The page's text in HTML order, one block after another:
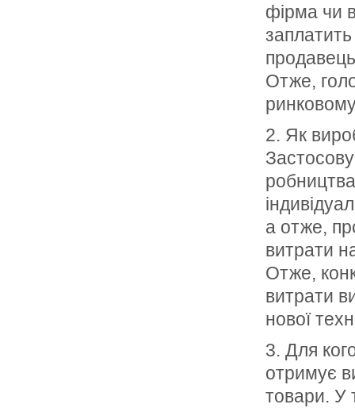
фірма чи
Отже,
2. Як
а отже,
витрати
Отже,
витрати
нової
3. Для
отримує
това­ри. У